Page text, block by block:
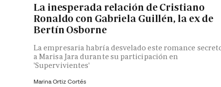
La inesperada relación de Cristiano
Ronaldo con Gabriela Guillén, la ex de
Bertín Osborne
La empresaria habría desvelado este romance
a Marisa Jara durante su participación en
'Supervivientes'
Marina Ortiz Cortés